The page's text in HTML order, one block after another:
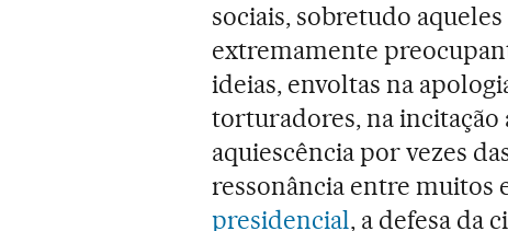
sociais, sobretudo
extremamente
ideias, envoltas na
torturadores, na
aquiescência por vezes
ressonância entre muitos
presidencial, a defesa da